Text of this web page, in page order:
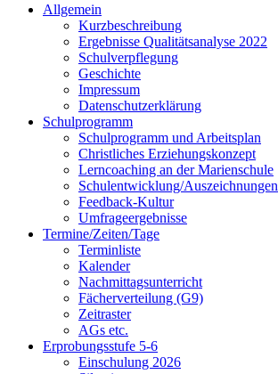
Allgemein
Kurzbeschreibung
Ergebnisse Qualitätsanalyse 2022
Schulverpflegung
Geschichte
Impressum
Datenschutzerklärung
Schulprogramm
Schulprogramm und Arbeitsplan
Christliches Erziehungskonzept
Lerncoaching an der Marienschule
Schulentwicklung/Auszeichnungen
Feedback-Kultur
Umfrageergebnisse
Termine/Zeiten/Tage
Terminliste
Kalender
Nachmittagsunterricht
Fächerverteilung (G9)
Zeitraster
AGs etc.
Erprobungsstufe 5-6
Einschulung 2026